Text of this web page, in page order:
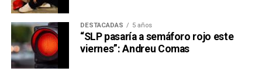
DESTACADAS 5 años
“SLP pasaría a semáforo rojo este
viernes”: Andreu Comas